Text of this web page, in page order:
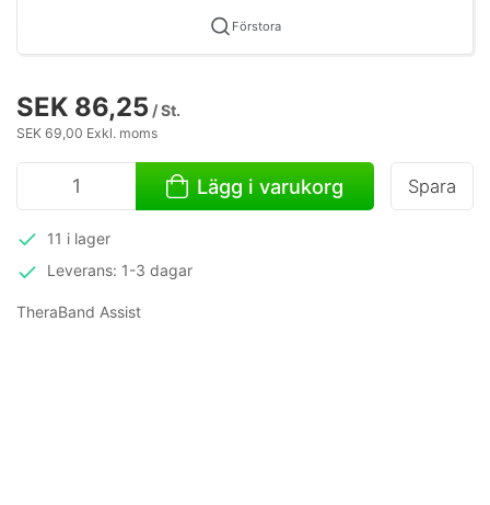
Förstora
SEK 86,25 / St.
SEK 69,00 Exkl. moms
Lägg i varukorg Spara
11 i lager
Leverans: 1-3 dagar
TheraBand Assist